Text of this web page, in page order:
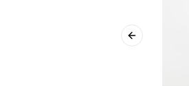
Previous slide